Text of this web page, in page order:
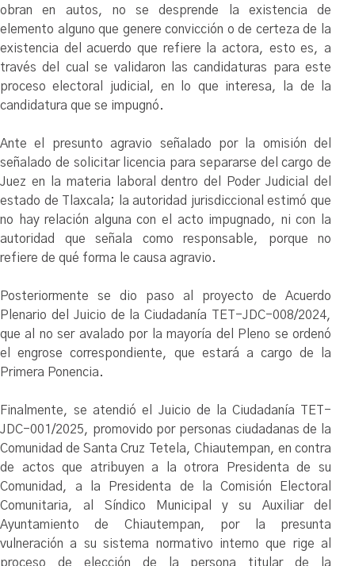
obran en autos, no se desprende la existencia de
elemento alguno que genere convicción o de certeza de la
existencia del acuerdo que refiere la actora, esto es, a
través del cual se validaron las candidaturas para este
proceso electoral judicial, en lo que interesa, la de la
candidatura que se impugnó.
Ante el presunto agravio señalado por la omisión del
señalado de solicitar licencia para separarse del cargo de
Juez en la materia laboral dentro del Poder Judicial del
estado de Tlaxcala; la autoridad jurisdiccional estimó que
no hay relación alguna con el acto impugnado, ni con la
autoridad que señala como responsable, porque no
refiere de qué forma le causa agravio.
Posteriormente se dio paso al proyecto de Acuerdo
Plenario del Juicio de la Ciudadanía TET-JDC-008/2024,
que al no ser avalado por la mayoría del Pleno se ordenó
el engrose correspondiente, que estará a cargo de la
Primera Ponencia.
Finalmente, se atendió el Juicio de la Ciudadanía TET-
JDC-001/2025, promovido por personas ciudadanas de la
Comunidad de Santa Cruz Tetela, Chiautempan, en contra
de actos que atribuyen a la otrora Presidenta de su
Comunidad, a la Presidenta de la Comisión Electoral
Comunitaria, al Síndico Municipal y su Auxiliar del
Ayuntamiento de Chiautempan, por la presunta
vulneración a su sistema normativo interno que rige al
proceso de elección de la persona titular de la